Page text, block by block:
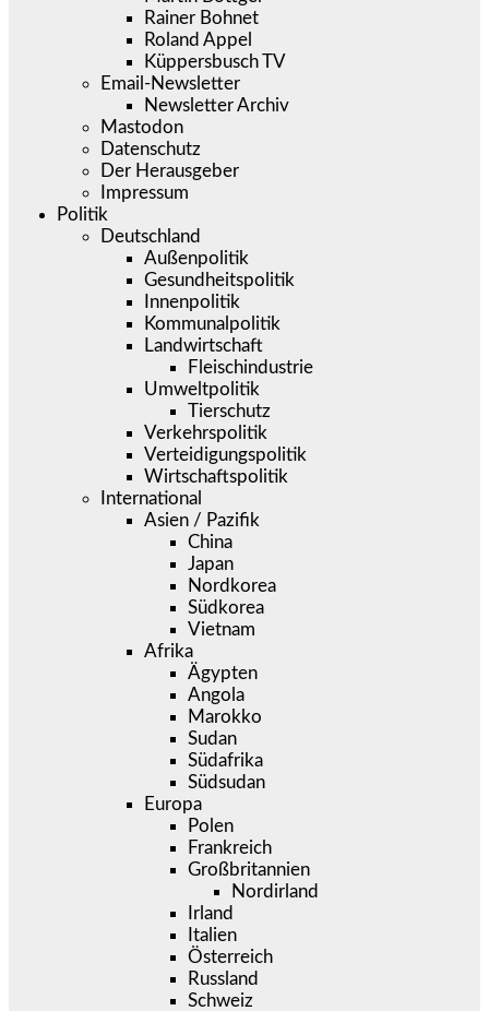
Rainer Bohnet
Roland Appel
Küppersbusch TV
Email-Newsletter
Newsletter Archiv
Mastodon
Datenschutz
Der Herausgeber
Impressum
Politik
Deutschland
Außenpolitik
Gesundheitspolitik
Innenpolitik
Kommunalpolitik
Landwirtschaft
Fleischindustrie
Umweltpolitik
Tierschutz
Verkehrspolitik
Verteidigungspolitik
Wirtschaftspolitik
International
Asien / Pazifik
China
Japan
Nordkorea
Südkorea
Vietnam
Afrika
Ägypten
Angola
Marokko
Sudan
Südafrika
Südsudan
Europa
Polen
Frankreich
Großbritannien
Nordirland
Irland
Italien
Österreich
Russland
Schweiz